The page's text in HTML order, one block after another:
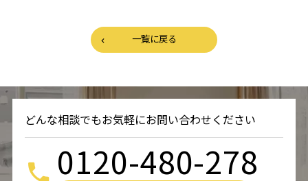
一覧に戻る
どんな相談でもお気軽にお問い合わせください
0120-480-278